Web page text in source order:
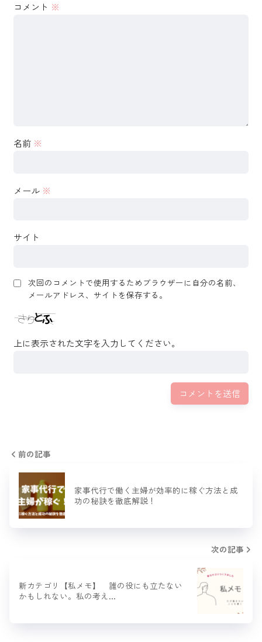
コメント ※
名前 ※
メール ※
サイト
次回のコメントで使用するためブラウザーに自分の名前、
メールアドレス、サイトを保存する。
上に表示された文字を入力してください。
前の記事
家事代行で働く主婦が効率的に稼ぐ方法と成
功の秘訣を徹底解説！
次の記事
新カテゴリ【私メモ】 誰の役にも立たない
かもしれない。私の考え…